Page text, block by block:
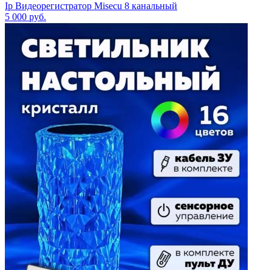
Ip Видеорегистратор Misecu 8 канальный
5 000 руб.